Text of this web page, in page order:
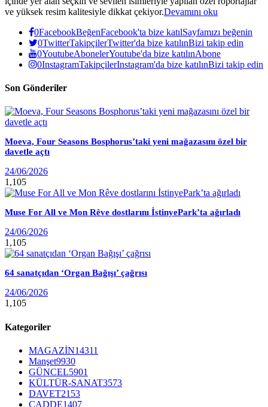
ve yüksek resim kalitesiyle dikkat çekiyor.Devamını oku
0FacebookBeğenFacebook'ta bize katılSayfamızı beğenin
0TwitterTakipçilerTwitter'da bize katılınBizi takip edin
0YoutubeAbonelerYoutube'da bize katılınAbone
0InstagramTakipçilerInstagram'da bize katılınBizi takip edin
Son Gönderiler
Moeva, Four Seasons Bosphorus’taki yeni mağazasını özel bir
davetle açtı
24/06/2026
1,105
Muse For All ve Mon Rêve dostlarını İstinyePark’ta ağırladı
24/06/2026
1,105
64 sanatçıdan ‘Organ Bağışı’ çağrısı
24/06/2026
1,105
Kategoriler
MAGAZİN14311
Manşet9930
GÜNCEL5901
KÜLTÜR-SANAT3573
DAVET2153
CADDE1407